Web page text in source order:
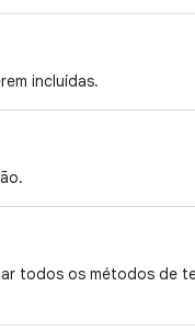
incluídas.
todos os métodos de